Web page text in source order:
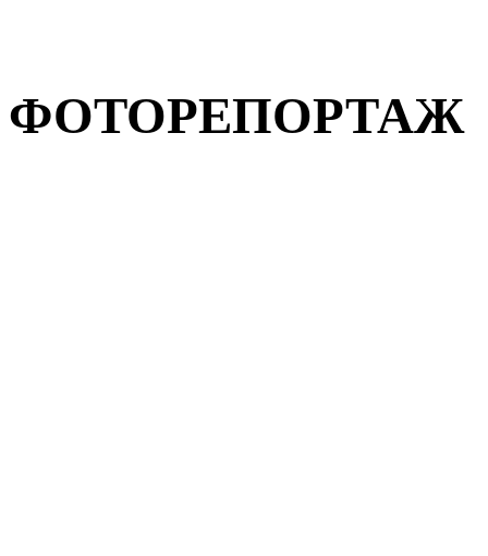
ФОТОРЕПОРТАЖ